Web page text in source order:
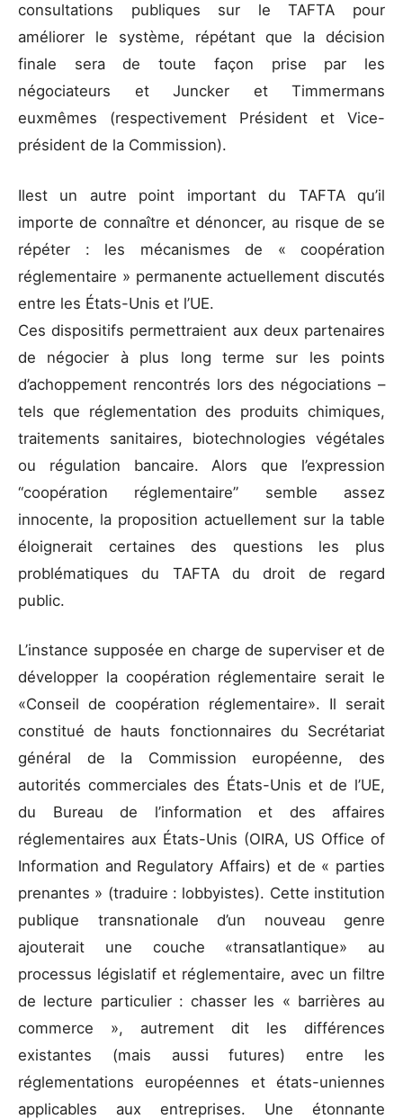
consultations publiques sur le TAFTA pour
améliorer le système, répétant que la décision
finale sera de toute façon prise par les
négociateurs et Juncker et Timmermans
euxmêmes (respectivement Président et Vice-
président de la Commission).
Ilest un autre point important du TAFTA qu’il
importe de connaître et dénoncer, au risque de se
répéter : les mécanismes de « coopération
réglementaire » permanente actuellement discutés
entre les États-Unis et l’UE.
Ces dispositifs permettraient aux deux partenaires
de négocier à plus long terme sur les points
d’achoppement rencontrés lors des négociations –
tels que réglementation des produits chimiques,
traitements sanitaires, biotechnologies végétales
ou régulation bancaire. Alors que l’expression
“coopération réglementaire” semble assez
innocente, la proposition actuellement sur la table
éloignerait certaines des questions les plus
problématiques du TAFTA du droit de regard
public.
L’instance supposée en charge de superviser et de
développer la coopération réglementaire serait le
«Conseil de coopération réglementaire». Il serait
constitué de hauts fonctionnaires du Secrétariat
général de la Commission européenne, des
autorités commerciales des États-Unis et de l’UE,
du Bureau de l’information et des affaires
réglementaires aux États-Unis (OIRA, US Office of
Information and Regulatory Affairs) et de « parties
prenantes » (traduire : lobbyistes). Cette institution
publique transnationale d’un nouveau genre
ajouterait une couche «transatlantique» au
processus législatif et réglementaire, avec un filtre
de lecture particulier : chasser les « barrières au
commerce », autrement dit les différences
existantes (mais aussi futures) entre les
réglementations européennes et états-uniennes
applicables aux entreprises. Une étonnante